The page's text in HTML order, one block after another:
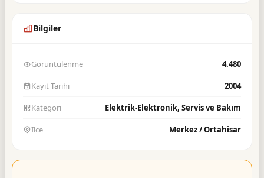
Bilgiler
Goruntulenme 4.480
Kayit Tarihi 2004
Kategori Elektrik-Elektronik, Servis ve Bakım
Ilce Merkez / Ortahisar